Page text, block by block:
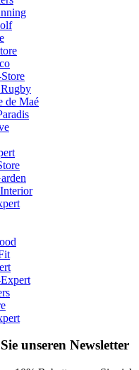
de Maé
unseren Newsletter